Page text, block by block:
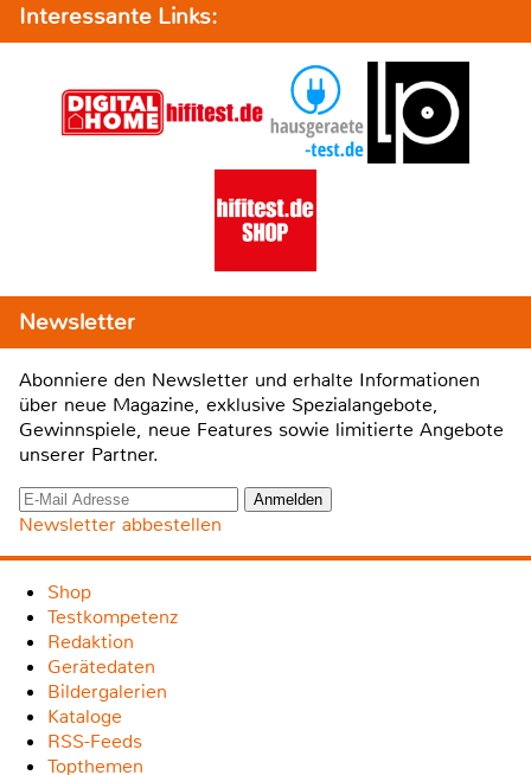
Interessante Links:
Newsletter
Abonniere den Newsletter und erhalte Informationen
über neue Magazine, exklusive Spezialangebote,
Gewinnspiele, neue Features sowie limitierte Angebote
unserer Partner.
Newsletter abbestellen
Shop
Testkompetenz
Redaktion
Gerätedaten
Bildergalerien
Kataloge
RSS-Feeds
Topthemen